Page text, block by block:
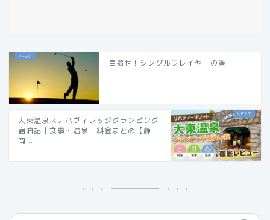
目指せ！シングルプレイヤーの巻
大東温泉スナバヴィレッジグランピング
宿泊記｜食事・温泉・料金まとめ【静
岡...